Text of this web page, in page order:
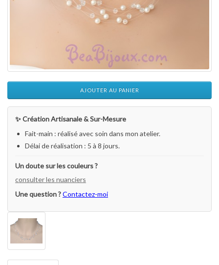
AJOUTER AU PANIER
✨ Création Artisanale & Sur-Mesure
Fait-main : réalisé avec soin dans mon atelier.
Délai de réalisation : 5 à 8 jours.
Un doute sur les couleurs ?
consulter les nuanciers
Une question ?Contactez-moi